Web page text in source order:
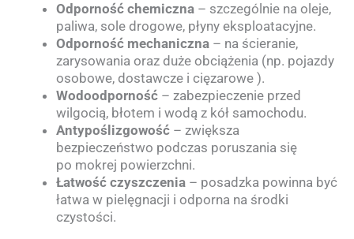
Odporność chemiczna – szczególnie na oleje,
paliwa, sole drogowe, płyny eksploatacyjne.
Odporność mechaniczna – na ścieranie,
zarysowania oraz duże obciążenia (np. pojazdy
osobowe, dostawcze i cięzarowe ).
Wodoodporność – zabezpieczenie przed
wilgocią, błotem i wodą z kół samochodu.
Antypoślizgowość – zwiększa
bezpieczeństwo podczas poruszania się
po mokrej powierzchni.
Łatwość czyszczenia – posadzka powinna być
łatwa w pielęgnacji i odporna na środki
czystości.